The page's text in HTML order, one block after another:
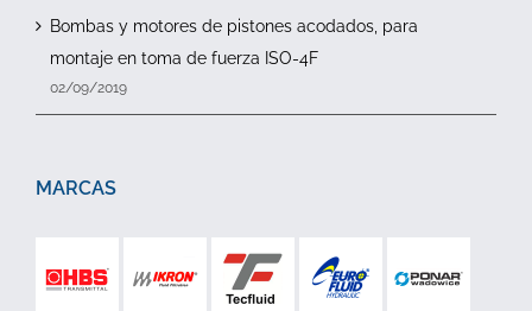
Bombas y motores de pistones acodados, para
montaje en toma de fuerza ISO-4F
02/09/2019
MARCAS